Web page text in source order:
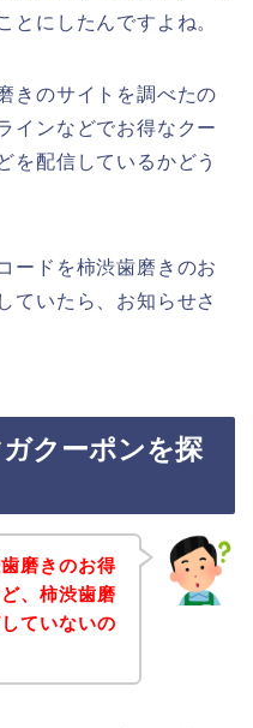
とにしたんですよね。
きのサイトを調べたの
インなどでお得なクー
を配信しているかどう
ードを柿渋歯磨きのお
ていたら、お知らせさ
クーポンを探
磨きのお得
、柿渋歯磨
ていないの